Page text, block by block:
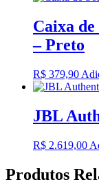
Caixa
– Preto
R$ 379,90
JBL
R$ 2.619,00
Produtos